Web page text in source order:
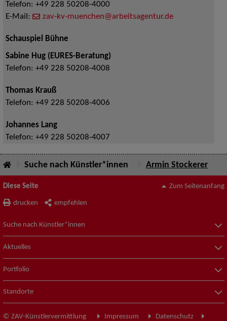
Telefon: +49 228 50208-4000
E-Mail:
zav-kv-muenchen@arbeitsagentur.de
Schauspiel Bühne
Sabine Hug (EURES-Beratung)
Telefon: +49 228 50208-4008
Thomas Krauß
Telefon: +49 228 50208-4006
Johannes Lang
Telefon: +49 228 50208-4007
Suche nach Künstler*innen Armin Stockerer
Diese Seite
drucken empfehlen
Zum Seitenanfang
Suche nach Künstler*innen
Aktuelles
Portfolio
Standorte
© ZAV-Künstlervermittlung Impressum Datenschutz